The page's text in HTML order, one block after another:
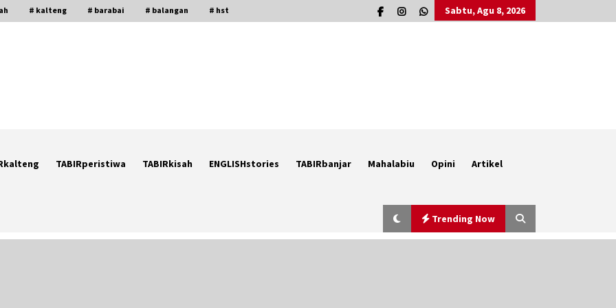
# kalteng # barabai # balangan # hst Sabtu, Agu 8, 2026
TABIRperistiwa TABIRkisah ENGLISHstories TABIRbanjar Mahalabiu Opini Artikel
Trending Now